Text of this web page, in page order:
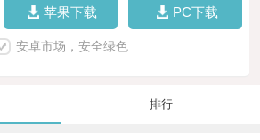
苹果下载 PC下载
安卓市场，安全绿色
排行